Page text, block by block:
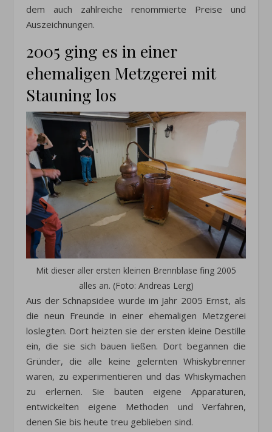
dem auch zahlreiche renommierte Preise und
Auszeichnungen.
2005 ging es in einer
ehemaligen Metzgerei mit
Stauning los
Mit dieser aller ersten kleinen Brennblase fing 2005
alles an. (Foto: Andreas Lerg)
Aus der Schnapsidee wurde im Jahr 2005 Ernst, als
die neun Freunde in einer ehemaligen Metzgerei
loslegten. Dort heizten sie der ersten kleine Destille
ein, die sie sich bauen ließen. Dort begannen die
Gründer, die alle keine gelernten Whiskybrenner
waren, zu experimentieren und das Whiskymachen
zu erlernen. Sie bauten eigene Apparaturen,
entwickelten eigene Methoden und Verfahren,
denen Sie bis heute treu geblieben sind.